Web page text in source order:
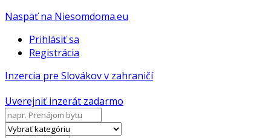
Naspäť na Niesomdoma.eu
Prihlásiť sa
Registrácia
Inzercia pre Slovákov v zahraničí
Uverejniť inzerát zadarmo